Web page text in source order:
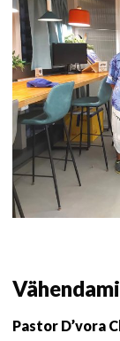
Pastor D’vora